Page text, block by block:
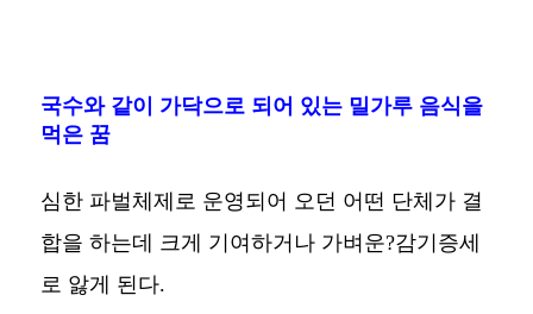
국수와 같이 가닥으로 되어 있는 밀가루 음식을
먹은 꿈
심한 파벌체제로 운영되어 오던 어떤 단체가 결
합을 하는데 크게 기여하거나 가벼운?감기증세
로 앓게 된다.